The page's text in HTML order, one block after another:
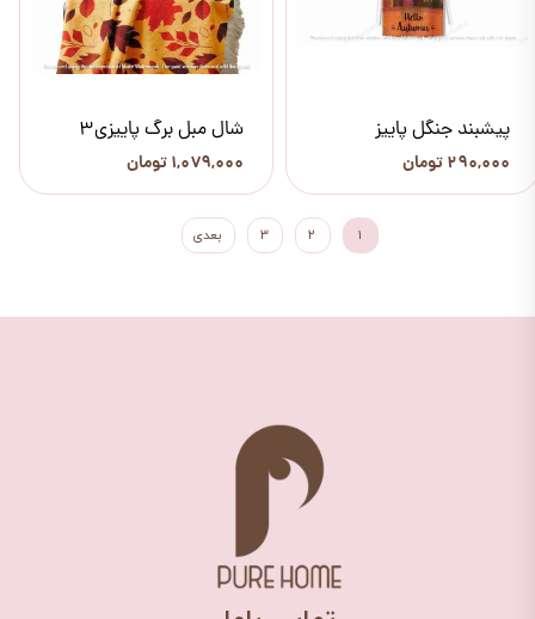
پیشبند جنگل پاییز
۲۹۰,۰۰۰ تومان
شال مبل برگ پاییزی3
۱,۰۷۹,۰۰۰ تومان
۱ ۲ ۳ بعدی